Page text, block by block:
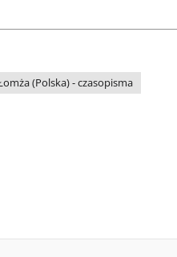
(Polska) - czasopisma